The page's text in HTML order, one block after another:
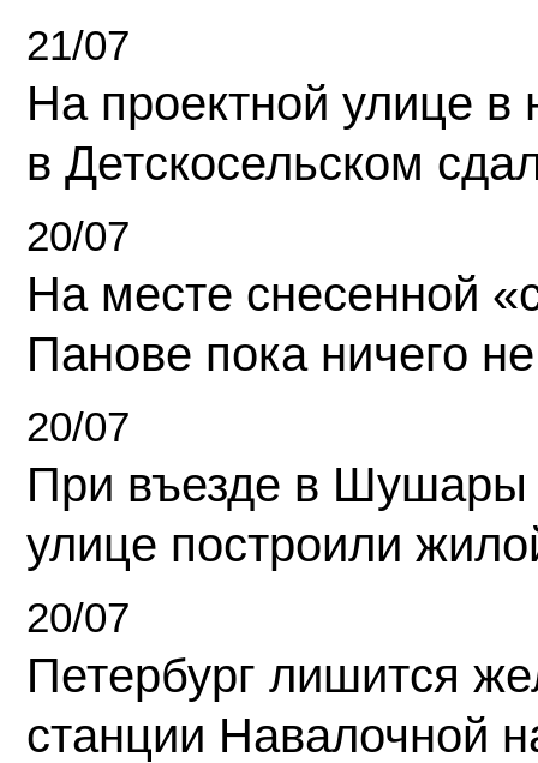
21/07
На проектной улице
в Детскосельском
20/07
На месте снесенной
Панове пока ничего
20/07
При въезде в Шушары
улице построили
20/07
Петербург лишится
станции Навалочной